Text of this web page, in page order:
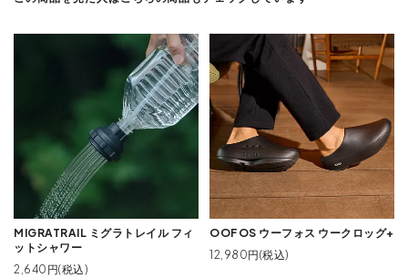
MIGRATRAIL ミグラトレイル フィ
ットシャワー
2,640円(税込)
OOFOS ウーフォス ウークロッグ+
12,980円(税込)